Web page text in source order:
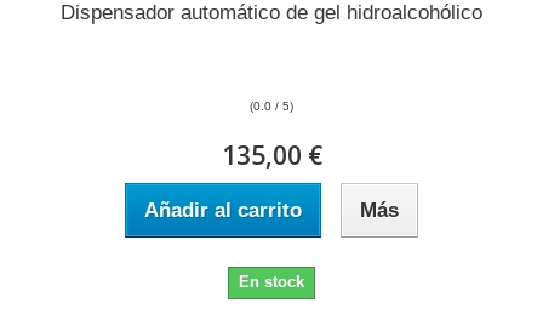
Dispensador automático de gel hidroalcohólico
(0.0 / 5)
135,00 €
Añadir al carrito Más
En stock